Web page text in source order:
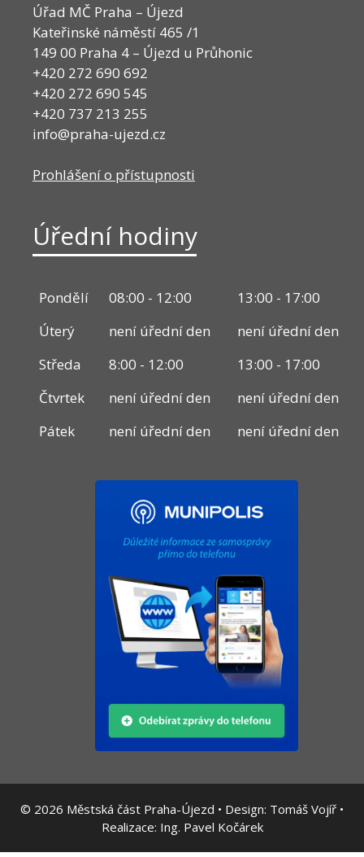
Úřad MČ Praha – Újezd
Kateřinské náměstí 465 /1
149 00 Praha 4 – Újezd u Průhonic
+420 272 690 692
+420 272 690 545
+420 737 213 255
info@praha-ujezd.cz
Prohlášení o přístupnosti
Úřední hodiny
Pondělí 08:00 - 12:00
13:00 - 17:00
Úterý
není úřední den
není úřední den
Středa
8:00 - 12:00
13:00 - 17:00
Čtvrtek
není úřední den
není úřední den
Pátek
není úřední den není úřední den
© 2026 Městská část Praha-Újezd • Design: Tomáš Vojíř •
Realizace: Ing. Pavel Kočárek